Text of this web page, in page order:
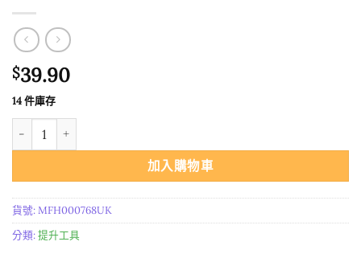
$39.90
14 件庫存
加入購物車
貨號:MFH000768UK
分類:提升工具